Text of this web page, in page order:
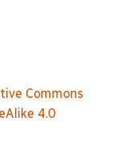
Commons
4.0